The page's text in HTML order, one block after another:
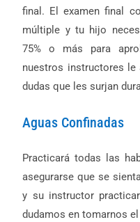
final. El examen final
múltiple y tu hijo
75% o más para
nuestros instructores le
dudas que les surjan
Aguas Confinadas
Practicará todas las
asegurarse que se
y su instructor
dudamos en tomarnos